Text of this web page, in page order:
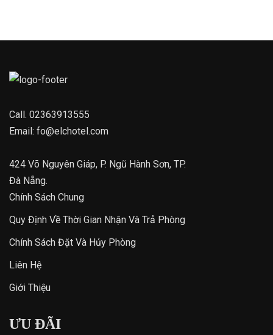
Call. 02363913555
Email: fo@elchotel.com
424 Võ Nguyên Giáp, P. Ngũ Hành Sơn, TP.
Đà Nẵng.
Chính Sách Chung
Quy Định Về Thời Gian Nhận Và Trả Phòng
Chính Sách Đặt Và Hủy Phòng
Liên Hệ
Giới Thiệu
ƯU ĐÃI